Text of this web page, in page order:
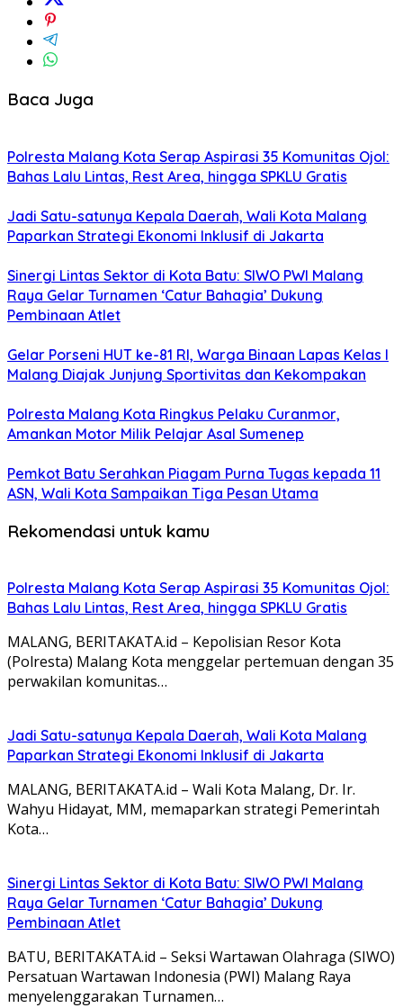
Baca Juga
Polresta Malang Kota Serap Aspirasi 35 Komunitas Ojol:
Bahas Lalu Lintas, Rest Area, hingga SPKLU Gratis
Jadi Satu-satunya Kepala Daerah, Wali Kota Malang
Paparkan Strategi Ekonomi Inklusif di Jakarta
Sinergi Lintas Sektor di Kota Batu: SIWO PWI Malang
Raya Gelar Turnamen ‘Catur Bahagia’ Dukung
Pembinaan Atlet
Gelar Porseni HUT ke-81 RI, Warga Binaan Lapas Kelas I
Malang Diajak Junjung Sportivitas dan Kekompakan
Polresta Malang Kota Ringkus Pelaku Curanmor,
Amankan Motor Milik Pelajar Asal Sumenep
Pemkot Batu Serahkan Piagam Purna Tugas kepada 11
ASN, Wali Kota Sampaikan Tiga Pesan Utama
Rekomendasi untuk kamu
Polresta Malang Kota Serap Aspirasi 35 Komunitas Ojol:
Bahas Lalu Lintas, Rest Area, hingga SPKLU Gratis
MALANG, BERITAKATA.id – Kepolisian Resor Kota
(Polresta) Malang Kota menggelar pertemuan dengan 35
perwakilan komunitas…
Jadi Satu-satunya Kepala Daerah, Wali Kota Malang
Paparkan Strategi Ekonomi Inklusif di Jakarta
MALANG, BERITAKATA.id – Wali Kota Malang, Dr. Ir.
Wahyu Hidayat, MM, memaparkan strategi Pemerintah
Kota…
Sinergi Lintas Sektor di Kota Batu: SIWO PWI Malang
Raya Gelar Turnamen ‘Catur Bahagia’ Dukung
Pembinaan Atlet
BATU, BERITAKATA.id – Seksi Wartawan Olahraga (SIWO)
Persatuan Wartawan Indonesia (PWI) Malang Raya
menyelenggarakan Turnamen…